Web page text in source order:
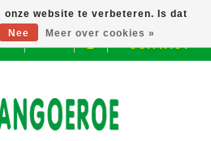
CONTACT
onze website te verbeteren. Is dat
Nee Meer over cookies »